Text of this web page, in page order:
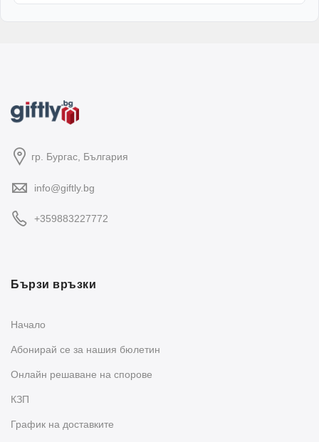
гр. Бургас, България
info@giftly.bg
+359883227772
Бързи връзки
Начало
Абонирай се за нашия бюлетин
Oнлайн решаване на спорове
КЗП
График на доставките